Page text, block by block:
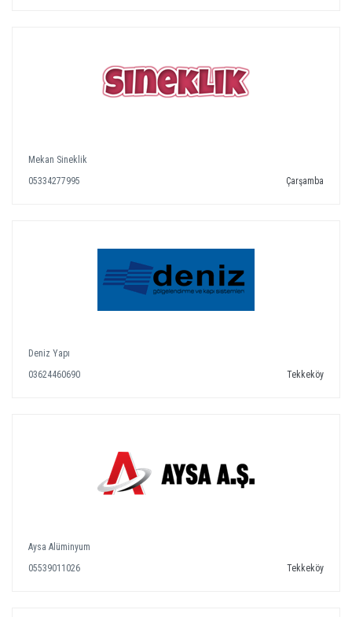
Mekan Sineklik
05334277995
Çarşamba
Deniz Yapı
03624460690
Tekkeköy
Aysa Alüminyum
05539011026
Tekkeköy